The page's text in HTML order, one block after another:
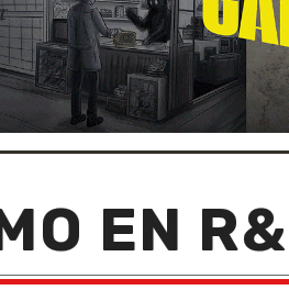
EN